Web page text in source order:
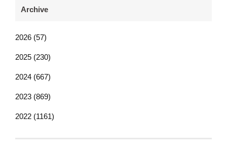
Archive
2026 (57)
2025 (230)
2024 (667)
2023 (869)
2022 (1161)